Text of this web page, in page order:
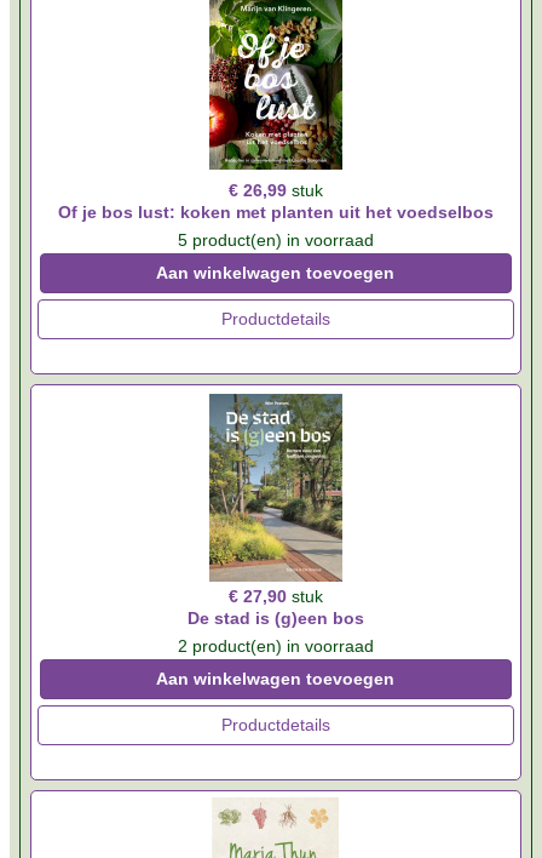
€ 26,99 stuk
Of je bos lust: koken met planten uit het voedselbos
5 product(en) in voorraad
Aan winkelwagen toevoegen
Productdetails
€ 27,90 stuk
De stad is (g)een bos
2 product(en) in voorraad
Aan winkelwagen toevoegen
Productdetails